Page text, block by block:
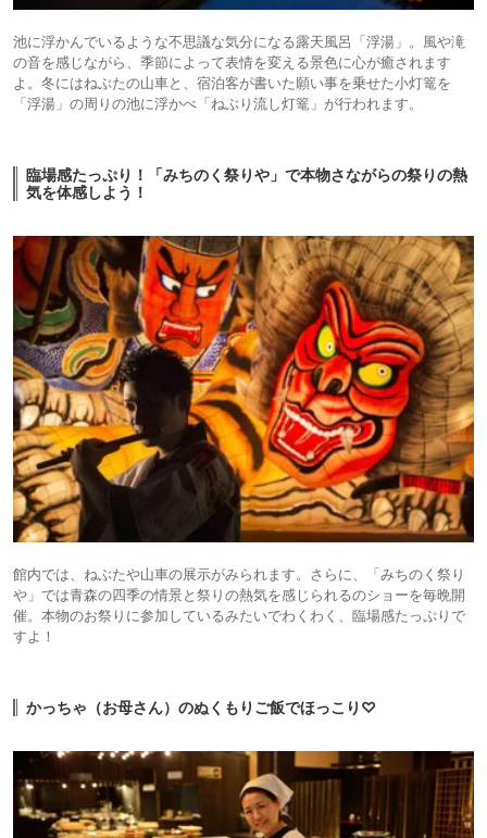
池に浮かんでいるような不思議な気分になる露天風呂「浮湯」。風や滝
の音を感じながら、季節によって表情を変える景色に心が癒されます
よ。冬にはねぶたの山車と、宿泊客が書いた願い事を乗せた小灯篭を
「浮湯」の周りの池に浮かべ「ねぶり流し灯篭」が行われます。
臨場感たっぷり！「みちのく祭りや」で本物さながらの祭りの熱
気を体感しよう！
館内では、ねぶたや山車の展示がみられます。さらに、「みちのく祭り
や」では青森の四季の情景と祭りの熱気を感じられるのショーを毎晩開
催。本物のお祭りに参加しているみたいでわくわく、臨場感たっぷりで
すよ！
かっちゃ（お母さん）のぬくもりご飯でほっこり♡